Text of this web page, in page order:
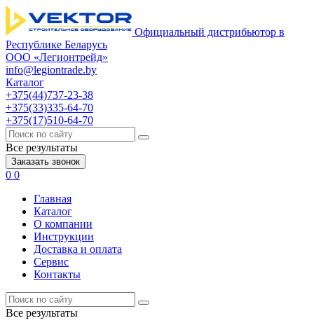
Официальный дистрибьютор в
Республике Беларусь
ООО «Легионтрейд»
info@legiontrade.by
Каталог
+375(44)737-23-38
+375(33)335-64-70
+375(17)510-64-70
Все результаты
Заказать звонок
0 0
Главная
Каталог
О компании
Инструкции
Доставка и оплата
Сервис
Контакты
Все результаты